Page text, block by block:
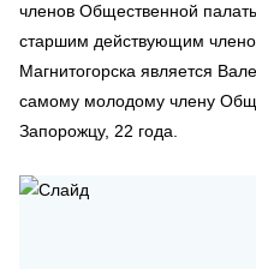
членов Общественной
старшим действующим
Магнитогорска является
самому молодому члену
Запорожцу, 22 года.